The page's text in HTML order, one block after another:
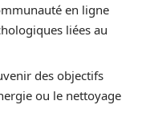
en ligne
liées au
des objectifs
ou le nettoyage